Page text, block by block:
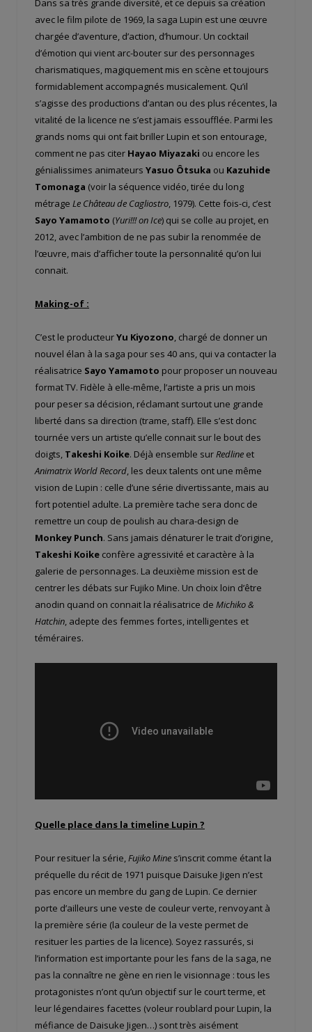
Dans sa très grande diversité, et ce depuis sa création
avec le film pilote de 1969, la saga Lupin est une œuvre
chargée d’aventure, d’action, d’humour. Un cocktail
d’émotion qui vient arc-bouter sur des personnages
charismatiques, magiquement mis en scène et toujours
formidablement accompagnés musicalement. Qu’il
s’agisse des productions d’antan ou des plus récentes, la
vitalité de la licence ne s’est jamais essoufflée. Parmi les
grands noms qui ont fait briller Lupin et son entourage,
comment ne pas citer Hayao Miyazaki ou encore les
génialissimes animateurs Yasuo Ôtsuka ou Kazuhide
Tomonaga (voir la séquence vidéo, tirée du long
métrage Le Château de Cagliostro, 1979). Cette fois-ci, c’est
Sayo Yamamoto (Yuri!!! on Ice) qui se colle au projet, en
2012, avec l’ambition de ne pas subir la renommée de
l’œuvre, mais d’afficher toute la personnalité qu’on lui
connait.
Making-of :
C’est le producteurYu Kiyozono, chargé de donner un
nouvel élan à la saga pour ses 40 ans, qui va contacter la
réalisatrice Sayo Yamamoto pour proposer un nouveau
format TV. Fidèle à elle-même, l’artiste a pris un mois
pour peser sa décision, réclamant surtout une grande
liberté dans sa direction (trame, staff). Elle s’est donc
tournée vers un artiste qu’elle connait sur le bout des
doigts, Takeshi Koike. Déjà ensemble surRedline et
Animatrix World Record, les deux talents ont une même
vision de Lupin : celle d’une série divertissante, mais au
fort potentiel adulte. La première tache sera donc de
remettre un coup de poulish au chara-design de
Monkey Punch. Sans jamais dénaturer le trait d’origine,
Takeshi Koike confère agressivité et caractère à la
galerie de personnages. La deuxième mission est de
centrer les débats sur Fujiko Mine. Un choix loin d’être
anodin quand on connait la réalisatrice de Michiko &
Hatchin, adepte des femmes fortes, intelligentes et
téméraires.
Quelle place dans la timeline Lupin ?
Pour resituer la série,Fujiko Mine s’inscrit comme étant la
préquelle du récit de 1971 puisque Daisuke Jigen n’est
pas encore un membre du gang de Lupin. Ce dernier
porte d’ailleurs une veste de couleur verte, renvoyant à
la première série (la couleur de la veste permet de
resituer les parties de la licence). Soyez rassurés, si
l’information est importante pour les fans de la saga, ne
pas la connaître ne gène en rien le visionnage : tous les
protagonistes n’ont qu’un objectif sur le court terme, et
leur légendaires facettes (voleur roublard pour Lupin, la
méfiance de Daisuke Jigen…) sont très aisément